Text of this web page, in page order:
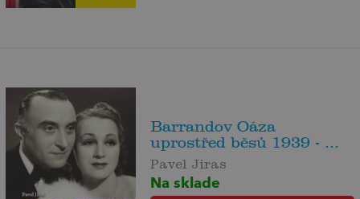
Barrandov Oáza
uprostřed běsů 1939 - ...
Pavel Jiras
Na sklade